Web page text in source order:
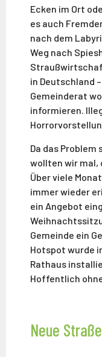
Ecken im Ort
es auch
nach dem
Weg nach
in Deutschland
Gemeinderat
informieren.
Da das
wollten wir mal,
Über viele
immer wieder
ein Angebot
Gemeinde ein
Hotspot wurde
Rathaus
Hoffentlich
Neue